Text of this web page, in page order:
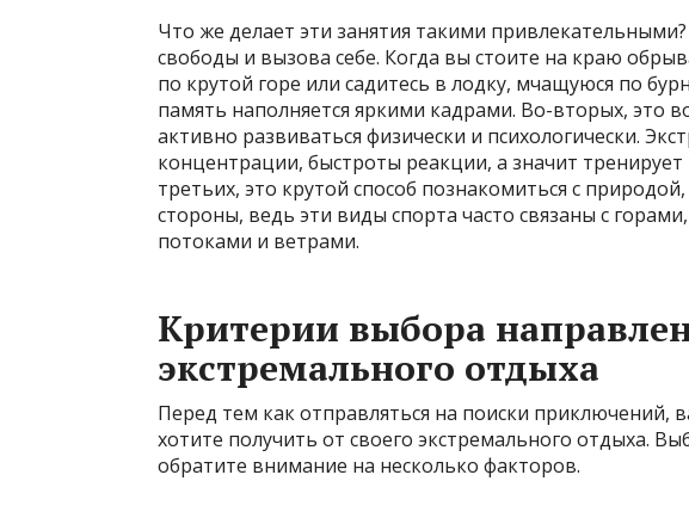
Что же делает эти занятия такими
свободы и вызова себе. Когда вы стоите на краю
по крутой горе или садитесь в лодку, мчащуюся по
память наполняется яркими кадрами. Во-вторых, это
активно развиваться физически и психологически.
концентрации, быстроты реакции, а значит
третьих, это крутой способ познакомиться с
стороны, ведь эти виды спорта часто связаны с
потоками и ветрами.
Критерии выбора
экстремального отдыха
Перед тем как отправляться на поиски
хотите получить от своего экстремального отдыха.
обратите внимание на несколько факторов.